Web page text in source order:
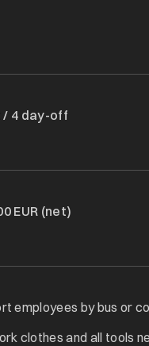
/ 4 day-off
EUR (net)
employees by bus or
clothes and all tools